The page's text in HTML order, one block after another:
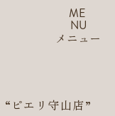
ME
NU
メニュー
“ピエリ守山店”